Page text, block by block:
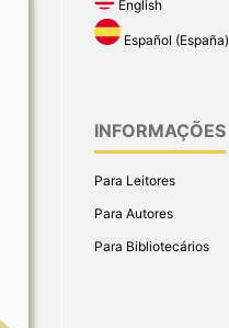
English
Español (España)
INFORMAÇÕES
Para Leitores
Para Autores
Para Bibliotecários